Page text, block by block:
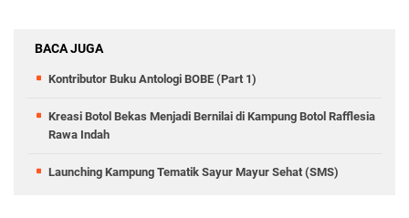
BACA JUGA
Kontributor Buku Antologi BOBE (Part 1)
Kreasi Botol Bekas Menjadi Bernilai di Kampung Botol Rafflesia
Rawa Indah
Launching Kampung Tematik Sayur Mayur Sehat (SMS)